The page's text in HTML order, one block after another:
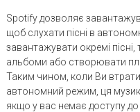
Spotify дозволяє
щоб слухати пісні в
завантажувати окремі пісні,
альбоми або створювати
Таким чином, коли Ви
автономний режим, ця
якщо у вас немає доступу до